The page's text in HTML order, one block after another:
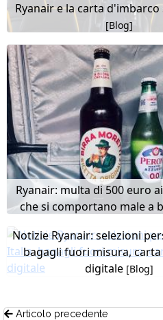
Ryanair e la carta
[Blog]
Ryanair: multa di 500 euro
che si comportano male a
Notizie Ryanair: selezioni
bagagli fuori misura, carta
digitale [Blog]
Articolo precedente